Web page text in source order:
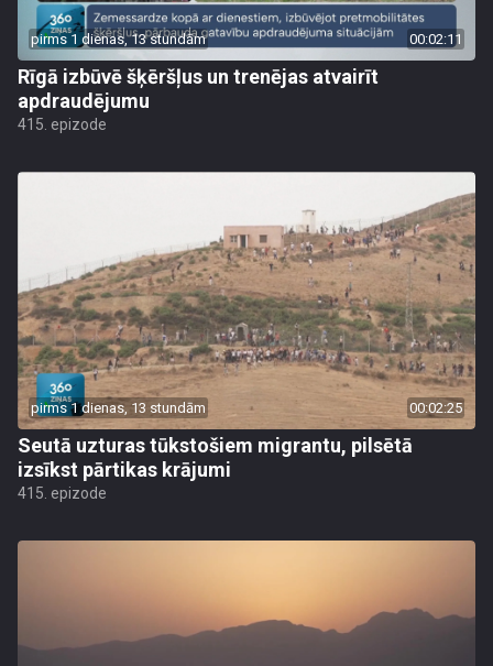
pirms 1 dienas, 13 stundām 00:02:11
Rīgā izbūvē šķēršļus un trenējas atvairīt
apdraudējumu
415. epizode
pirms 1 dienas, 13 stundām 00:02:25
Seutā uzturas tūkstošiem migrantu, pilsētā
izsīkst pārtikas krājumi
415. epizode